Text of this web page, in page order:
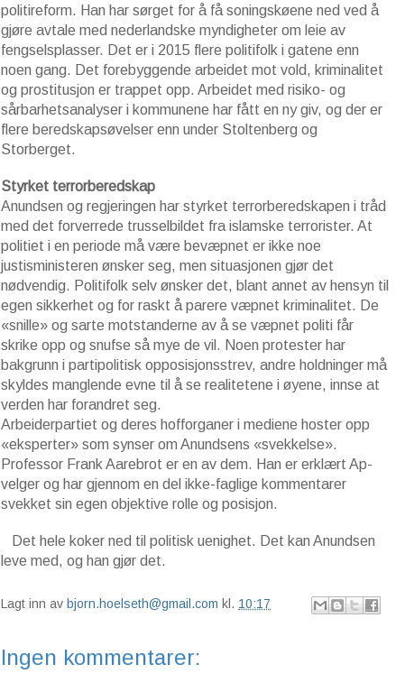
politireform. Han har sørget for å få soningskøene ned ved å
gjøre avtale med nederlandske myndigheter om leie av
fengselsplasser. Det er i 2015 flere politifolk i gatene enn
noen gang. Det forebyggende arbeidet mot vold, kriminalitet
og prostitusjon er trappet opp. Arbeidet med risiko- og
sårbarhetsanalyser i kommunene har fått en ny giv, og der er
flere beredskapsøvelser enn under Stoltenberg og
Storberget.
Styrket terrorberedskap
Anundsen og regjeringen har styrket terrorberedskapen i tråd
med det forverrede trusselbildet fra islamske terrorister. At
politiet i en periode må være bevæpnet er ikke noe
justisministeren ønsker seg, men situasjonen gjør det
nødvendig. Politifolk selv ønsker det, blant annet av hensyn til
egen sikkerhet og for raskt å parere væpnet kriminalitet. De
«snille» og sarte motstanderne av å se væpnet politi får
skrike opp og snufse så mye de vil. Noen protester har
bakgrunn i partipolitisk opposisjonsstrev, andre holdninger må
skyldes manglende evne til å se realitetene i øyene, innse at
verden har forandret seg.
Arbeiderpartiet og deres hofforganer i mediene hoster opp
«eksperter» som synser om Anundsens «svekkelse».
Professor Frank Aarebrot er en av dem. Han er erklært Ap-
velger og har gjennom en del ikke-faglige kommentarer
svekket sin egen objektive rolle og posisjon.
Det hele koker ned til politisk uenighet. Det kan Anundsen
leve med, og han gjør det.
Lagt inn av bjorn.hoelseth@gmail.com kl. 10:17
Ingen kommentarer: